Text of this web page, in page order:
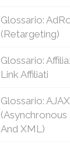
Glossario:
(Retargeting)
Glossario:
Link Affiliati
Glossario: AJAX
(Asynchronous
And XML)